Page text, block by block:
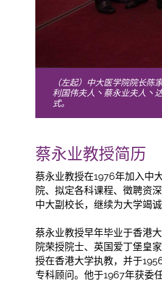
（左起）中大医学院院长陈
利国伟夫人丶蔡永业夫人丶
式。
蔡永业教授简历
蔡永业教授在1976年加入中
院、拟定各科课程、徵聘资
中大副校长，继续为大学竭诚
蔡永业教授早年毕业于香港
院荣授院士、英国爱丁堡皇
授在香港大学执教，并于
专科顾问。他于1967年获委